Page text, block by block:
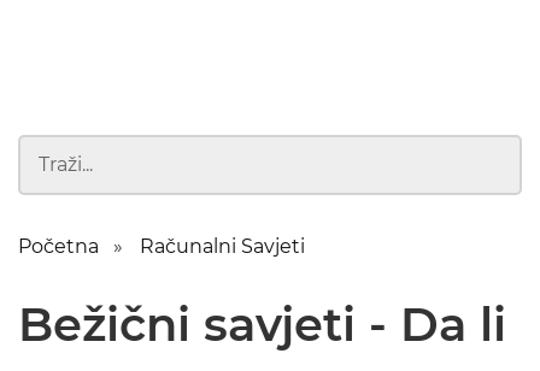
Početna Računalni Savjeti
Bežični savjeti - Da li